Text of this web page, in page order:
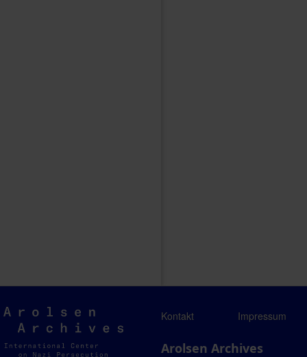
Arolsen
Archives
Kontakt Impressum
Arolsen Archives